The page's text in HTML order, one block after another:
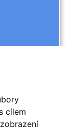
cílem
>>